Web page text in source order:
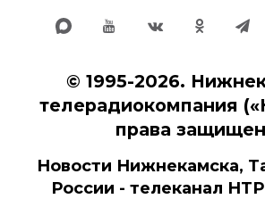
© 1995-2026.
телерадиокомпания
права
Новости Нижнекамска,
России - телеканал